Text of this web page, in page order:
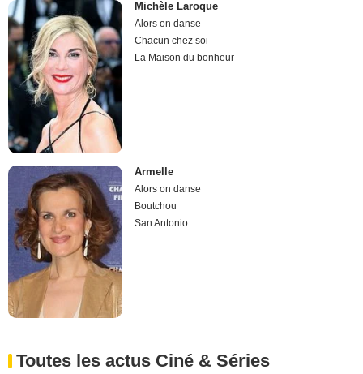
Michèle Laroque
Alors on danse
Chacun chez soi
La Maison du bonheur
Armelle
Alors on danse
Boutchou
San Antonio
Toutes les actus Ciné & Séries